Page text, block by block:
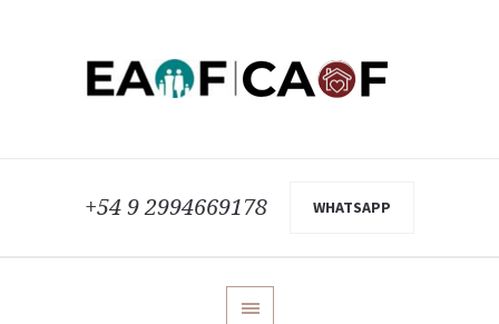
+54 9 2994669178 WHATSAPP